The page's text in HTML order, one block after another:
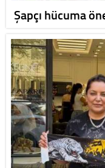
Şapçı hücuma